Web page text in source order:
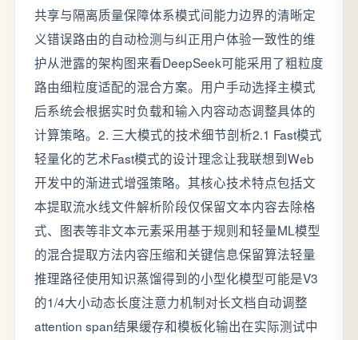
共享与隔离质量保障体系模式间能力边界的清晰定
义错误路由的自动检测与纠正用户体验一致性的维
护从泄露的架构图来看DeepSeek可能采用了粗粒度
路由细粒度适配的混合方案。用户手动选择主模式
后系统会根据实时负载和输入内容动态调整具体的
计算策略。2. 三大模式的技术细节剖析2.1 Fast模式
轻量化的艺术Fast模式的设计理念让我联想到Web
开发中的渐进式增强策略。其核心技术特点包括文
本提取流水线文件解析阶段仅保留文本内容去除格
式、图表等非文本元素采用基于规则和轻量ML模型
的混合提取方法内容压缩和关键信息保留算法轻量
推理路径使用知识蒸馏得到的小型化模型可能是V3
的1/4大小动态长度注意力机制对长文档自动调整
attention span结果缓存和模板化输出在实际测试中